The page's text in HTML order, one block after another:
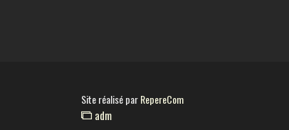
Site réalisé parRepereCom
adm